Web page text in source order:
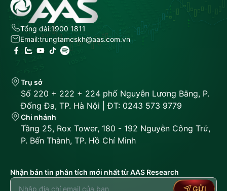
Tổng đài:1900 1811
Email:trungtamcskh@aas.com.vn
Trụ sở
Số 220 + 222 + 224 phố Nguyễn Lương Bằng, P.
Đống Đa, TP. Hà Nội | ĐT: 0243 573 9779
Chi nhánh
Tầng 25, Rox Tower, 180 - 192 Nguyễn Công Trứ,
P. Bến Thành, TP. Hồ Chí Minh
Nhận bản tin phân tích mới nhất từ AAS Research
GỬI